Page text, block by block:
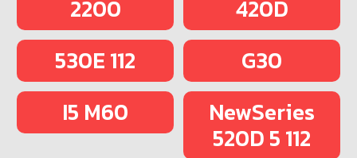
2200
420D
530E 112
G30
I5 M60
NewSeries
520D 5 112